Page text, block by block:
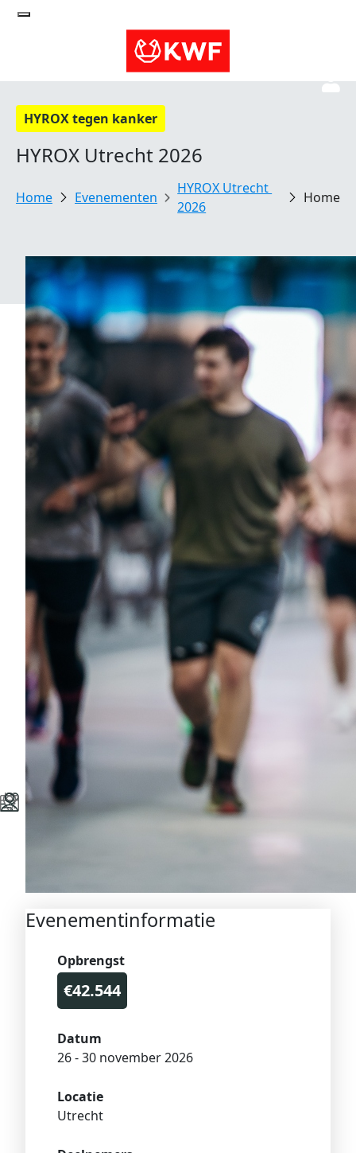
HYROX tegen kanker
HYROX Utrecht 2026
Evenementen
HYROX Utrecht
2026
Home
Evenementinformatie
Opbrengst
€42.544
Datum
26 - 30 november 2026
Locatie
Utrecht